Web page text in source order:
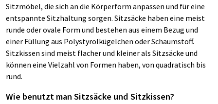
Sitzmöbel, die sich an die Körperform anpassen und für eine
entspannte Sitzhaltung sorgen. Sitzsäcke haben eine meist
runde oder ovale Form und bestehen aus einem Bezug und
einer Füllung aus Polystyrolkügelchen oder Schaumstoff.
Sitzkissen sind meist flacher und kleiner als Sitzsäcke und
können eine Vielzahl von Formen haben, von quadratisch bis
rund.
Wie benutzt man Sitzsäcke und Sitzkissen?